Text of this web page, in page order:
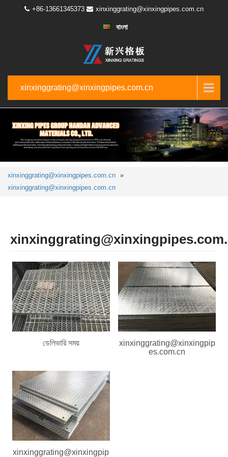
+86-13661345373 xinxinggrating@xinxingpipes.com.cn
বাংলা
xinxinggrating@xinxingpipes.com.cn
xinxinggrating@xinxingpipes.com.cn »
xinxinggrating@xinxingpipes.com.cn
ডেলিভারি সময়
xinxinggrating@xinxingpip
es.com.cn
xinxinggrating@xinxingpip